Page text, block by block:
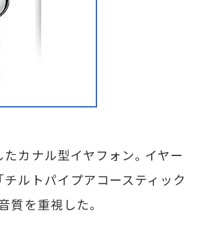
カナル型イヤフォン。イヤー
ルトパイプアコースティック
質を重視した。